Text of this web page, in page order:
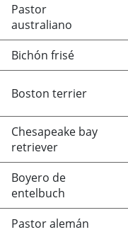
Pastor
australiano
Bichón frisé
Boston terrier
Chesapeake bay
retriever
Boyero de
entelbuch
Pastor alemán